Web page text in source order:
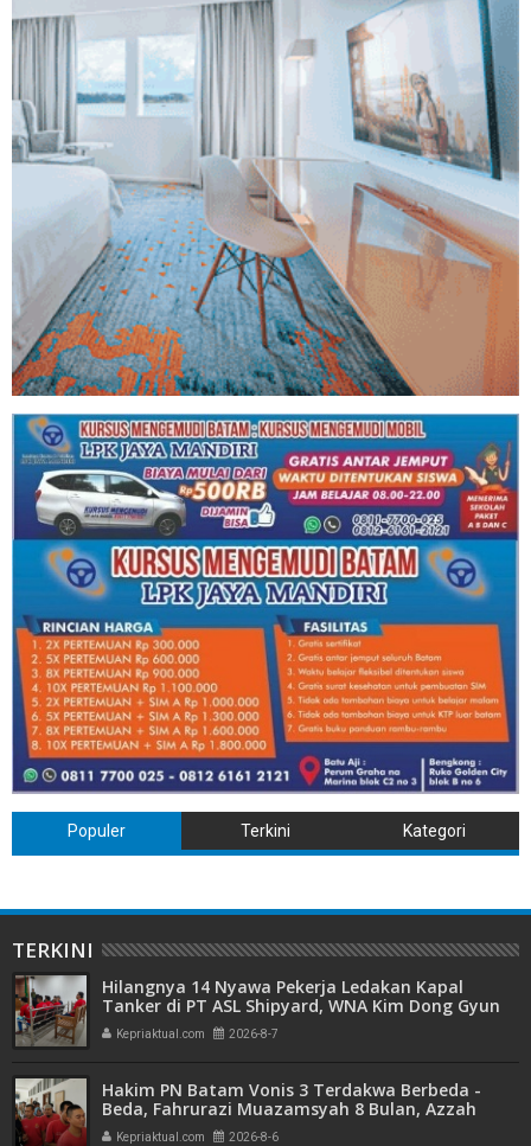
Populer Terkini Kategori
TERKINI
Hilangnya 14 Nyawa Pekerja Ledakan Kapal
Tanker di PT ASL Shipyard, WNA Kim Dong Gyun
Hanya Dituntut 1 Tahun 6 Bulan
Kepriaktual.com 2026-8-7
Hakim PN Batam Vonis 3 Terdakwa Berbeda -
Beda, Fahrurazi Muazamsyah 8 Bulan, Azzah
Azzurah dan Risma Divonis 2 Tahun 6 Bulan
Kepriaktual.com 2026-8-6